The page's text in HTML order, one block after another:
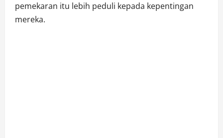
pemekaran itu lebih peduli kepada kepentingan
mereka.